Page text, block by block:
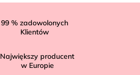
99 % zadowolonych
Klientów
Największy producent
w Europie